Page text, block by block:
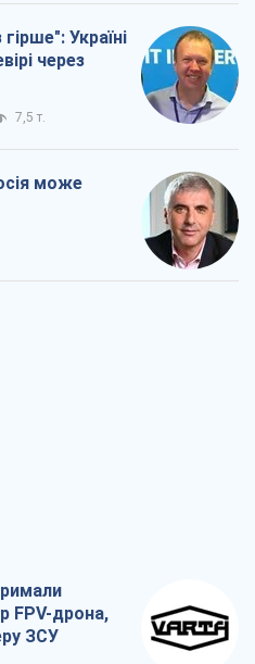
Україні
через
7,5 т.
може
FPV-дрона,
ЗСУ